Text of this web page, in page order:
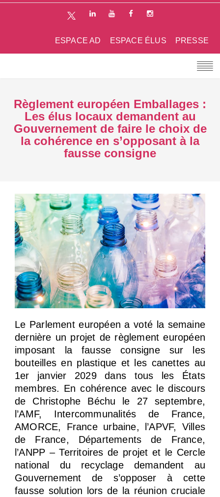
PRESSE
ESPACE ÉLUS
ESPACE AD
Règlement européen Emballages :
Les élus locaux demandent au
Gouvernement de faire le choix de
la cohérence en s’opposant à la
fausse consigne
Le Parlement européen a voté la semaine
dernière un projet de règlement européen
imposant la fausse consigne sur les
bouteilles en plastique et les canettes au
1er janvier 2029 dans tous les États
membres. En cohérence avec le discours
de Christophe Béchu le 27 septembre,
l’AMF, Intercommunalités de France,
AMORCE, France urbaine, l’APVF, Villes
de France, Départements de France,
l’ANPP – Territoires de projet et le Cercle
national du recyclage demandent au
Gouvernement de s’opposer à cette
fausse solution lors de la réunion cruciale